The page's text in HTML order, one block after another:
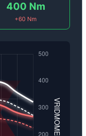
400 Nm
+60 Nm